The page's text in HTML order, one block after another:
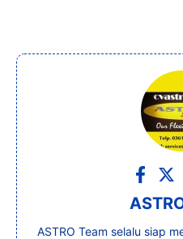
ASTRO Team selalu siap